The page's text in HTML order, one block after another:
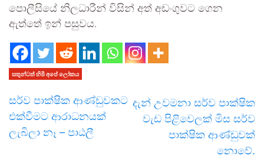
පොලීසියේ නිලධාරීන් විසින් අත් අඩංගුවට ගෙන
ඇත්තේ ඉන් පසුවය.
සතුන්ටත් හිමි අපේ ලෝකය
සර්ව පාක්ෂික ආණ්ඩුවකට
එක්වීමට ආරාධනයක්
ලැබිලා නෑ – පාඨලී
දැන් උවමනා සර්ව පාක්ෂික
වැඩ පිළිවෙලක් මිස සර්ව
පාක්ෂික ආණ්ඩුවක්
නොවේ.